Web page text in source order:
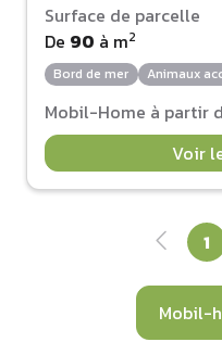
Surface de parcelle
De 90 à m2
Bord de mer Animaux
Mobil-Home à partir
Voir
1
Mobil-